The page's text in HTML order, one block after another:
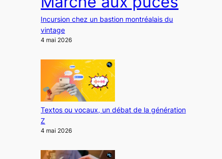
Incursion chez un bastion montréalais du
vintage
4 mai 2026
Textos ou vocaux, un débat de la génération
Z
4 mai 2026